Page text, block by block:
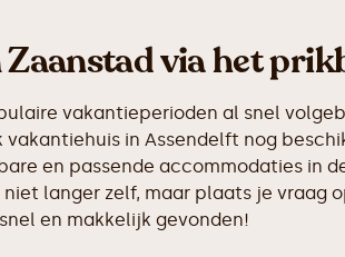
via het
vakantieperioden al snel
in Assendelft nog
en passende accommodaties in
langer zelf, maar plaats je
en makkelijk gevonden!